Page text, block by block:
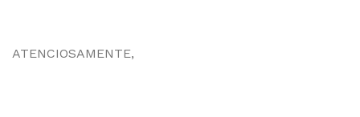
ATENCIOSAMENTE,